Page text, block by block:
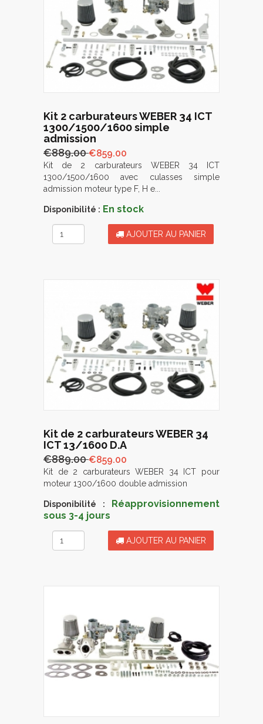
Kit 2 carburateurs WEBER 34 ICT
1300/1500/1600 simple
admission
€889.00€859.00
Kit de 2 carburateurs WEBER 34 ICT
1300/1500/1600 avec culasses simple
admission moteur type F, H e...
Disponibilité : En stock
AJOUTER AU PANIER
Kit de 2 carburateurs WEBER 34
ICT 13/1600 D.A
€889.00€859.00
Kit de 2 carburateurs WEBER 34 ICT pour
moteur 1300/1600 double admission
Disponibilité :
Réapprovisionnement
sous 3-4 jours
AJOUTER AU PANIER